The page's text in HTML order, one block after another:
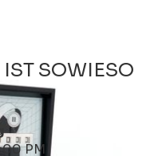
SOWIESO
PM